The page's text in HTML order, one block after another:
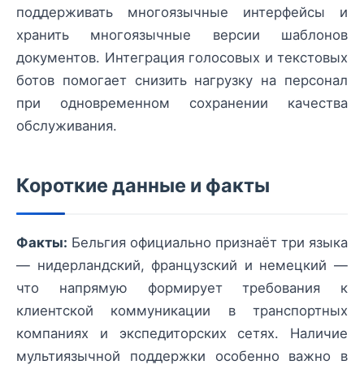
поддерживать многоязычные интерфейсы и
хранить многоязычные версии шаблонов
документов. Интеграция голосовых и текстовых
ботов помогает снизить нагрузку на персонал
при одновременном сохранении качества
обслуживания.
Короткие данные и факты
Факты: Бельгия официально признаёт три языка
— нидерландский, французский и немецкий —
что напрямую формирует требования к
клиентской коммуникации в транспортных
компаниях и экспедиторских сетях. Наличие
мультиязычной поддержки особенно важно в